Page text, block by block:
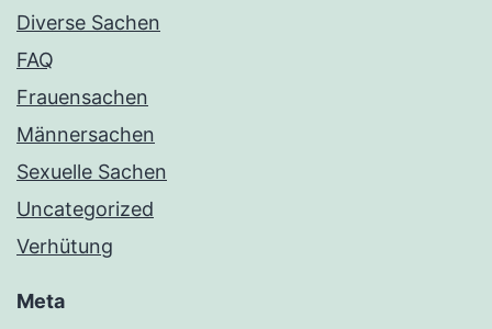
Diverse Sachen
FAQ
Frauensachen
Männersachen
Sexuelle Sachen
Uncategorized
Verhütung
Meta